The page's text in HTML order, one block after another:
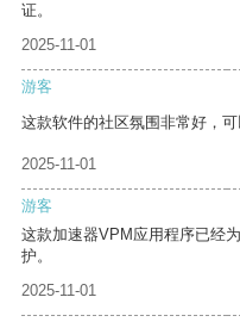
证。
2025-11-01
游客
这款软件的社区氛围非常好，
2025-11-01
游客
这款加速器VPM应用程序已经
护。
2025-11-01